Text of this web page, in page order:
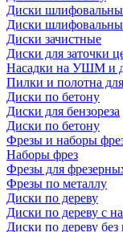
Диски
Диски
Диски зачистные
Диски для заточки
Насадки на УШМ и
Пилки и полотна
Диски по бетону
Диски для бензореза
Диски по бетону
Фрезы и наборы
Наборы фрез
Фрезы для
Фрезы по металлу
Диски по дереву
Диски по дереву с
Диски по дереву без